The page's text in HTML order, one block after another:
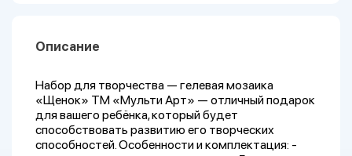
Описание
Набор для творчества — гелевая мозаика
«Щенок» ТМ «Мульти Арт» — отличный подарок
для вашего ребёнка, который будет
способствовать развитию его творческих
способностей. Особенности и комплектация: -